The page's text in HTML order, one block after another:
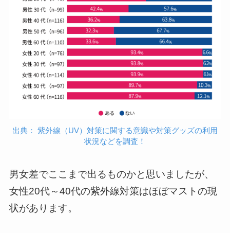
出典： 紫外線（UV）対策に関する意識や対策グッズの利用
状況などを調査！
男女差でここまで出るものかと思いましたが、
女性20代～40代の紫外線対策はほぼマストの現
状があります。